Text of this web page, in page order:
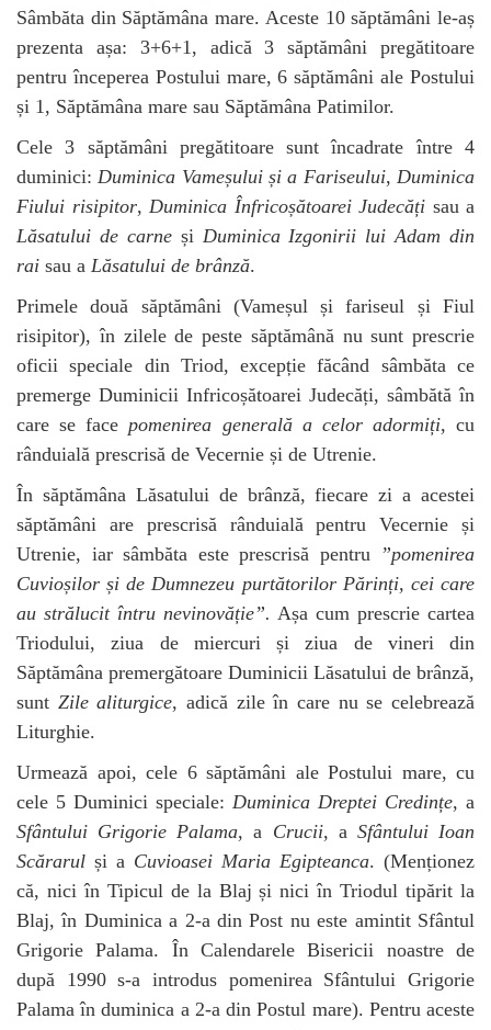
Sâmbăta din Săptămâna mare. Aceste 10 săptămâni le-aș
prezenta așa: 3+6+1, adică 3 săptămâni pregătitoare
pentru începerea Postului mare, 6 săptămâni ale Postului
și 1, Săptămâna mare sau Săptămâna Patimilor.
Cele 3 săptămâni pregătitoare sunt încadrate între 4
duminici: Duminica Vameșului și a Fariseului, Duminica
Fiului risipitor, Duminica Înfricoșătoarei Judecăți sau a
Lăsatului de carneși Duminica Izgonirii lui Adam din
rai sau a Lăsatului de brânză.
Primele două săptămâni (Vameșul și fariseul și Fiul
risipitor), în zilele de peste săptămână nu sunt prescrie
oficii speciale din Triod, excepție făcând sâmbăta ce
premerge Duminicii Infricoșătoarei Judecăți, sâmbătă în
care se face pomenirea generală a celor adormiți, cu
rânduială prescrisă de Vecernie și de Utrenie.
În săptămâna Lăsatului de brânză, fiecare zi a acestei
săptămâni are prescrisă rânduială pentru Vecernie și
Utrenie, iar sâmbăta este prescrisă pentru ”pomenirea
Cuvioșilor și de Dumnezeu purtătorilor Părinți, cei care
au strălucit întru nevinovăție”. Așa cum prescrie cartea
Triodului, ziua de miercuri și ziua de vineri din
Săptămâna premergătoare Duminicii Lăsatului de brânză,
sunt Zile aliturgice, adică zile în care nu se celebrează
Liturghie.
Urmează apoi, cele 6 săptămâni ale Postului mare, cu
cele 5 Duminici speciale: Duminica Dreptei Credințe, a
Sfântului Grigorie Palama, a Crucii, a Sfântului Ioan
Scărarul și a Cuvioasei Maria Egipteanca. (Menționez
că, nici în Tipicul de la Blaj și nici în Triodul tipărit la
Blaj, în Duminica a 2-a din Post nu este amintit Sfântul
Grigorie Palama. În Calendarele Bisericii noastre de
după 1990 s-a introdus pomenirea Sfântului Grigorie
Palama în duminica a 2-a din Postul mare). Pentru aceste